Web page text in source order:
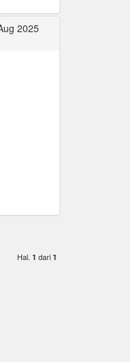
2025
Hal. 1 dari 1